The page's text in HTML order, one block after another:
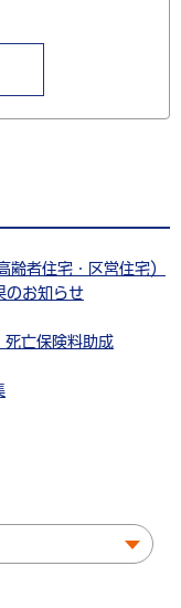
者住宅・区営住宅）
のお知らせ
死亡保険料助成